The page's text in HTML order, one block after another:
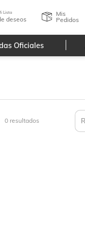
Lista
deseos
Mis
Pedidos
Oficiales
0resultados